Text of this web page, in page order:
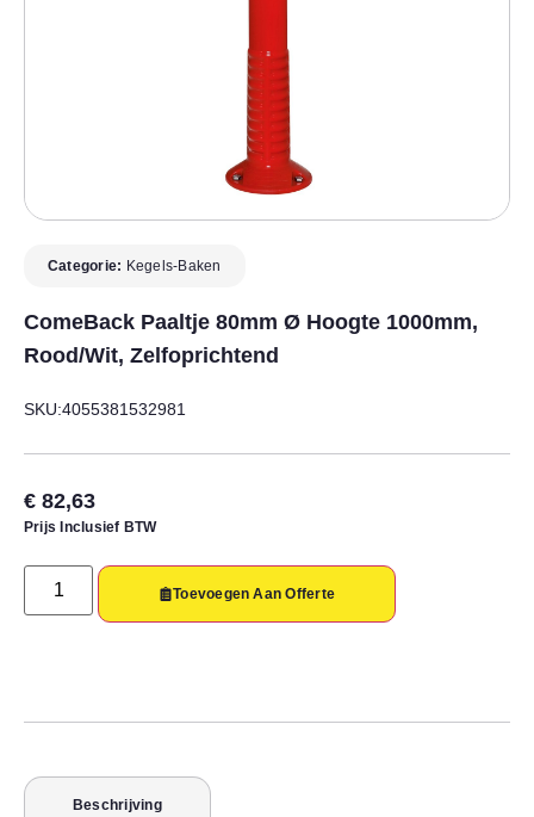
Categorie: Kegels-Baken
ComeBack Paaltje 80mm Ø Hoogte 1000mm,
Rood/wit, Zelfoprichtend
SKU:4055381532981
€ 82,63
Prijs Inclusief BTW
Toevoegen Aan Offerte
Beschrijving